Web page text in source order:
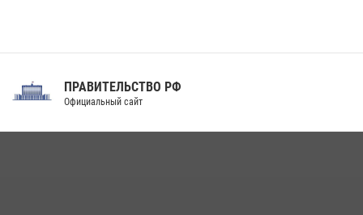
Праздник «Один день с Росгвардией» к 105-летию Центрального
ПРАВИТЕЛЬСТВО РФ
Официальный сайт